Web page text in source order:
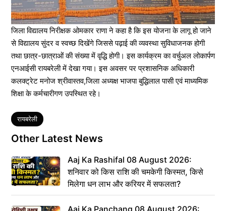
जिला विद्यालय निरीक्षक ओमकार राणा ने कहा है कि इस योजना के लागू हो जाने
से विद्यालय सुंदर व स्वच्छ दिखेंगे जिससे पढ़ाई की व्यवस्था सुविधाजनक होगी
तथा छात्र-छात्राओं की संख्या में वृद्धि होगी। इस कार्यक्रम का वर्चुअल लोकार्पण
एनआईसी रायबरेली में देखा गया। इस अवसर पर प्रशासनिक अधिकारी
कलक्ट्रेट मनोज श्रीवास्तव,जिला अध्यक्ष भाजपा बुद्धिलाल पासी एवं माध्यमिक
शिक्षा के कर्मचारीगण उपस्थित रहे।
Tags
रायबरेली
Other Latest News
Aaj Ka Rashifal 08 August 2026:
शनिवार को किस राशि की चमकेगी किस्मत, किसे
मिलेगा धन लाभ और करियर में सफलता?